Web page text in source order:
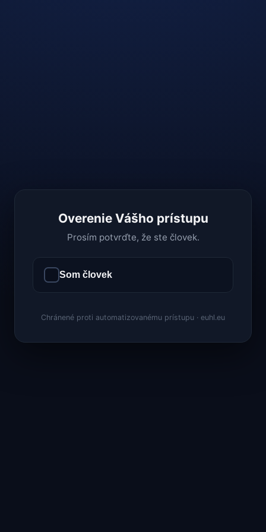
Overenie Vášho prístupu
Prosím potvrďte, že ste človek.
Som človek
Chránené proti automatizovanému prístupu · euhl.eu